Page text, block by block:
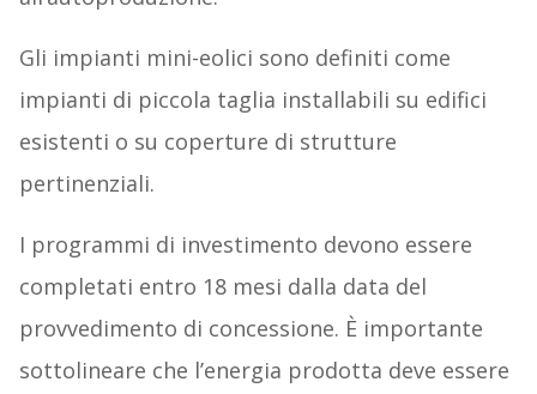
Gli impianti mini-eolici sono definiti come
impianti di piccola taglia installabili su edifici
esistenti o su coperture di strutture
pertinenziali.
I programmi di investimento devono essere
completati entro 18 mesi dalla data del
provvedimento di concessione. È importante
sottolineare che l’energia prodotta deve essere